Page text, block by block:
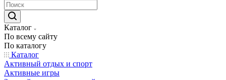
Каталог
По всему сайту
По каталогу
Каталог
Активный отдых и спорт
Активные игры